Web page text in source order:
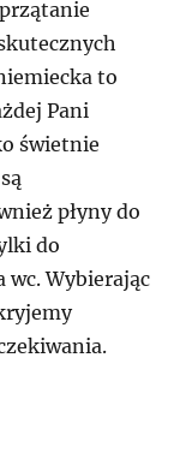
to
Pani
świetnie
płyny do
do
wc. Wybierając